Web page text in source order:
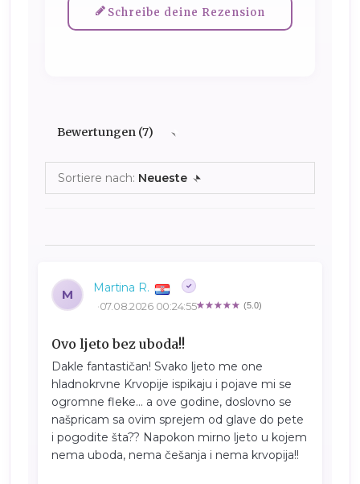
Schreibe deine Rezension
Bewertungen (7)
Sortiere nach: Neueste
M Martina R.
(5.0)
07.08.2026 00:24:55
Ovo ljeto bez uboda!!
Dakle fantastičan! Svako ljeto me one
hladnokrvne Krvopije ispikaju i pojave mi se
ogromne fleke… a ove godine, doslovno se
našpricam sa ovim sprejem od glave do pete
i pogodite šta?? Napokon mirno ljeto u kojem
nema uboda, nema češanja i nema krvopija!!